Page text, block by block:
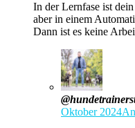
In der Lernfase ist
aber in einem
Dann ist es keine
Oktober 2024